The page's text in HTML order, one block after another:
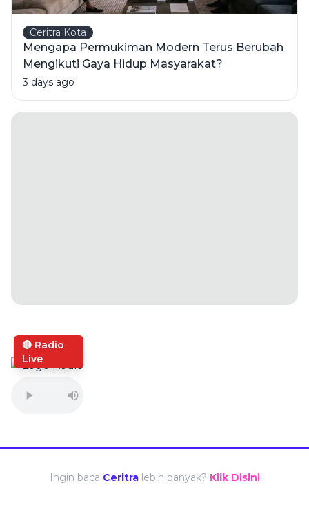
Ceritra Kota
Mengapa Permukiman Modern Terus Berubah
Mengikuti Gaya Hidup Masyarakat?
3 days ago
🔴 Radio
Live
Ingin baca Ceritra lebih banyak? Klik Disini